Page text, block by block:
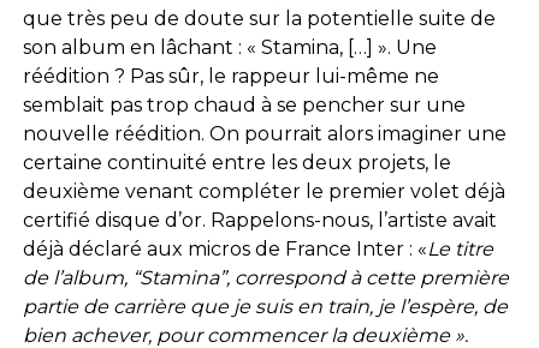
que très peu de doute sur la potentielle suite de
son album en lâchant : « Stamina, […] ». Une
réédition ? Pas sûr, le rappeur lui-même ne
semblait pas trop chaud à se pencher sur une
nouvelle réédition. On pourrait alors imaginer une
certaine continuité entre les deux projets, le
deuxième venant compléter le premier volet déjà
certifié disque d’or. Rappelons-nous, l’artiste avait
déjà déclaré aux micros de France Inter : «Le titre
de l’album, “Stamina”, correspond à cette première
partie de carrière que je suis en train, je l’espère, de
bien achever, pour commencer la deuxième ».